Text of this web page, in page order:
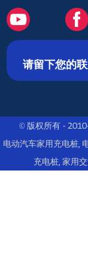
请留下您的
© 版权所有 -
电动汽车家用充电桩
充电桩, 家用